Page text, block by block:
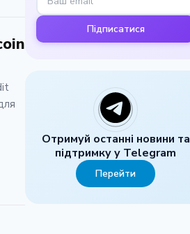
Підписатися
Отримуй останні новини та
підтримку у Telegram
Перейти